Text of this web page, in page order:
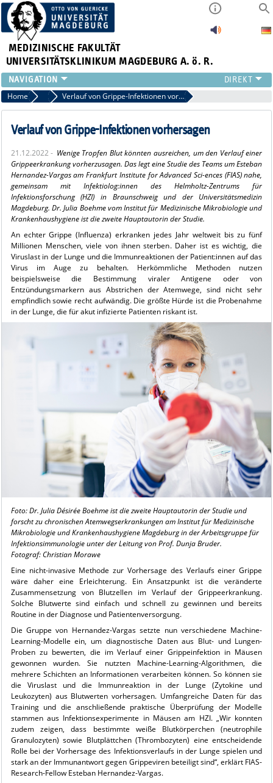
MEDIZINISCHE FAKULTÄT
UNIVERSITÄTSKLINIKUM MAGDEBURG A. ö. R.
INSTITUTE
KLINIKEN
ZENTRALE EINRICHTUNGEN
PRESSE
ÜBER UNS
INTERNATIONAL
INTRANET
Home Archiv 2022 Verlauf von Grippe-Infektionen vorhersagen
Verlauf von Grippe-Infektionen vorhersagen
21.12.2022 - Wenige Tropfen Blut könnten ausreichen, um den Verlauf einer
Grippeerkrankung vorherzusagen. Das legt eine Studie des Teams um Esteban
Hernandez-Vargas am Frankfurt Institute for Advanced Sci-ences (FIAS) nahe,
gemeinsam mit Infektiolog:innen des Helmholtz-Zentrums für
Infektionsforschung (HZI) in Braunschweig und der Universitätsmedizin
Magdeburg. Dr. Julia Boehme vom Institut für Medizinische Mikrobiologie und
Krankenhaushygiene ist die zweite Hauptautorin der Studie.
An echter Grippe (Influenza) erkranken jedes Jahr weltweit bis zu fünf
Millionen Menschen, viele von ihnen sterben. Daher ist es wichtig, die
Viruslast in der Lunge und die Immunreaktionen der Patient:innen auf das
Virus im Auge zu behalten. Herkömmliche Methoden nutzen
beispielsweise die Bestimmung viraler Antigene oder von
Entzündungsmarkern aus Abstrichen der Atemwege, sind nicht sehr
empfindlich sowie recht aufwändig. Die größte Hürde ist die Probenahme
in der Lunge, die für akut infizierte Patienten riskant ist.
Foto: Dr. Julia Désirée Boehme ist die zweite Hauptautorin der Studie und
forscht zu chronischen Atemwegserkrankungen am Institut für Medizinische
Mikrobiologie und Krankenhaushygiene Magdeburg in der Arbeitsgruppe für
Infektionsimmunologie unter der Leitung von Prof. Dunja Bruder.
Fotograf: Christian Morawe
Eine nicht-invasive Methode zur Vorhersage des Verlaufs einer Grippe
wäre daher eine Erleichterung. Ein Ansatzpunkt ist die veränderte
Zusammensetzung von Blutzellen im Verlauf der Grippeerkrankung.
Solche Blutwerte sind einfach und schnell zu gewinnen und bereits
Routine in der Diagnose und Patientenversorgung.
Die Gruppe von Hernandez-Vargas setzte nun verschiedene Machine-
Learning-Modelle ein, um diagnostische Daten aus Blut- und Lungen-
Proben zu bewerten, die im Verlauf einer Grippeinfektion in Mäusen
gewonnen wurden. Sie nutzten Machine-Learning-Algorithmen, die
mehrere Schichten an Informationen verarbeiten können. So können sie
die Viruslast und die Immunreaktion in der Lunge (Zytokine und
Leukozyten) aus Blutwerten vorhersagen. Umfangreiche Daten für das
Training und die anschließende praktische Überprüfung der Modelle
stammen aus Infektionsexperimente in Mäusen am HZI. „Wir konnten
zudem zeigen, dass bestimmte weiße Blutkörperchen (neutrophile
Granulozyten) sowie Blutplättchen (Thrombozyten) eine entscheidende
Rolle bei der Vorhersage des Infektionsverlaufs in der Lunge spielen und
stark an der Immunantwort gegen Grippeviren beteiligt sind“, erklärt FIAS-
Research-Fellow Esteban Hernandez-Vargas.